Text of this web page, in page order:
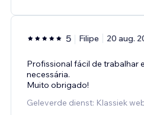
5 Filipe 20 aug.
Profissional fácil de trabalhar
necessária.
Muito obrigado!
Geleverde dienst: Klassiek